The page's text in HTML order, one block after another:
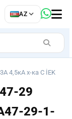
AZ
4,5кА х-ка С İEK
29
29-1-